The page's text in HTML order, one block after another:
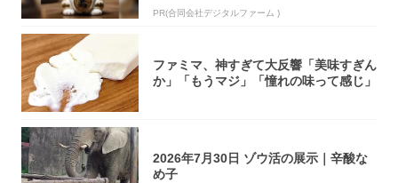
PR(合同会社デジタルファーム )
ファミマ、神すぎて大反響「美味すぎん
か」「もうマジ」「憧れの味って感じ」
2026年7月30日 ゾウ活の展示｜辛酸な
め子